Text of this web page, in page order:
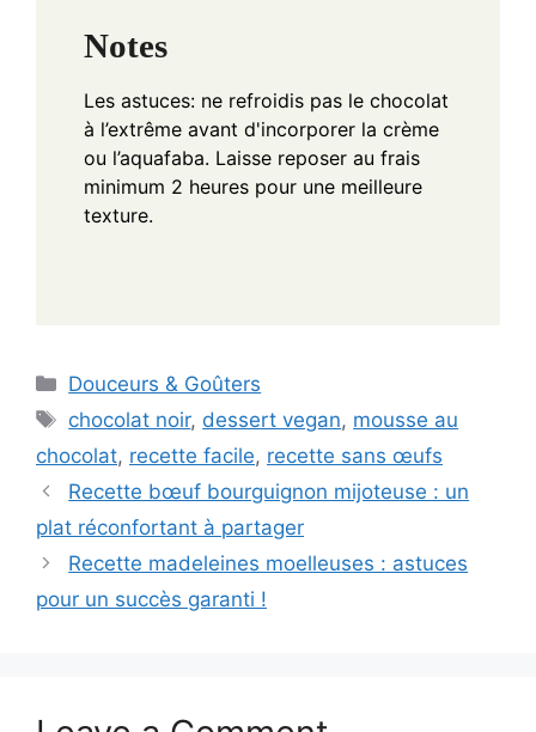
Notes
Les astuces: ne refroidis pas le chocolat
à l’extrême avant d'incorporer la crème
ou l’aquafaba. Laisse reposer au frais
minimum 2 heures pour une meilleure
texture.
Categories
Douceurs & Goûters
Tags
chocolat noir, dessert vegan, mousse au
chocolat, recette facile, recette sans œufs
Recette bœuf bourguignon mijoteuse : un
plat réconfortant à partager
Recette madeleines moelleuses : astuces
pour un succès garanti !